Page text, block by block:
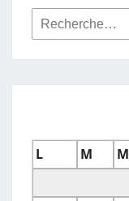
Rechercher :
L
M M